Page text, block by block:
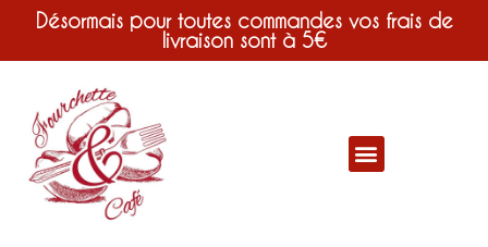
Désormais pour toutes commandes vos frais de
livraison sont à 5€